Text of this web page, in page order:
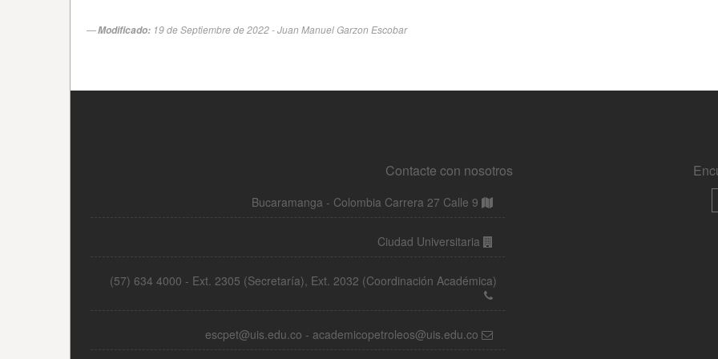
Contacte con nosotros
Bucaramanga - Colombia Carrera 27 Calle 9
Ciudad Universitaria
(57) 634 4000 - Ext. 2305 (Secretaría), Ext. 2032 (Coordinación Académica)
escpet@uis.edu.co - academicopetroleos@uis.edu.co